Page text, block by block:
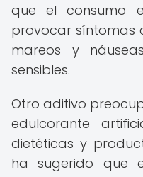
que el consumo
provocar síntomas
mareos y
sensibles.
Otro aditivo
edulcorante
dietéticas y
ha sugerido que